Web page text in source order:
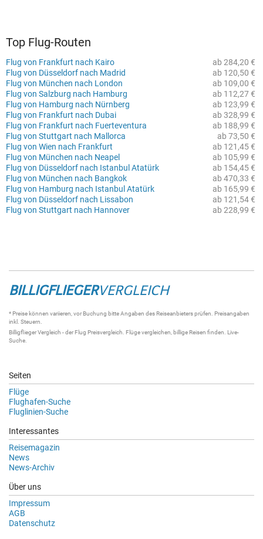
Top Flug-Routen
ab 284,20 €
Flug von Frankfurt nach Kairo
ab 120,50 €
Flug von Düsseldorf nach Madrid
ab 109,00 €
Flug von München nach London
ab 112,27 €
Flug von Salzburg nach Hamburg
ab 123,99 €
Flug von Hamburg nach Nürnberg
ab 328,99 €
Flug von Frankfurt nach Dubai
ab 188,99 €
Flug von Frankfurt nach Fuerteventura
ab 73,50 €
Flug von Stuttgart nach Mallorca
ab 121,45 €
Flug von Wien nach Frankfurt
ab 105,99 €
Flug von München nach Neapel
ab 154,45 €
Flug von Düsseldorf nach Istanbul Atatürk
ab 470,33 €
Flug von München nach Bangkok
ab 165,99 €
Flug von Hamburg nach Istanbul Atatürk
ab 121,54 €
Flug von Düsseldorf nach Lissabon
ab 228,99 €
Flug von Stuttgart nach Hannover
BILLIGFLIEGERVERGLEICH
* Preise können variieren, vor Buchung bitte Angaben des Reiseanbieters prüfen. Preisangaben
inkl. Steuern.
Billigflieger Vergleich - derFlug Preisvergleich Flüge vergleichen , billige Reisen finden. Live-
Suche
Seiten
Flüge
Flughafen-Suche
Fluglinien-Suche
Interessantes
Reisemagazin
News
News-Archiv
Über uns
Impressum
AGB
Datenschutz